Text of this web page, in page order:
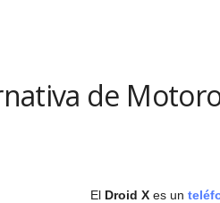
de
El Droid Xes un